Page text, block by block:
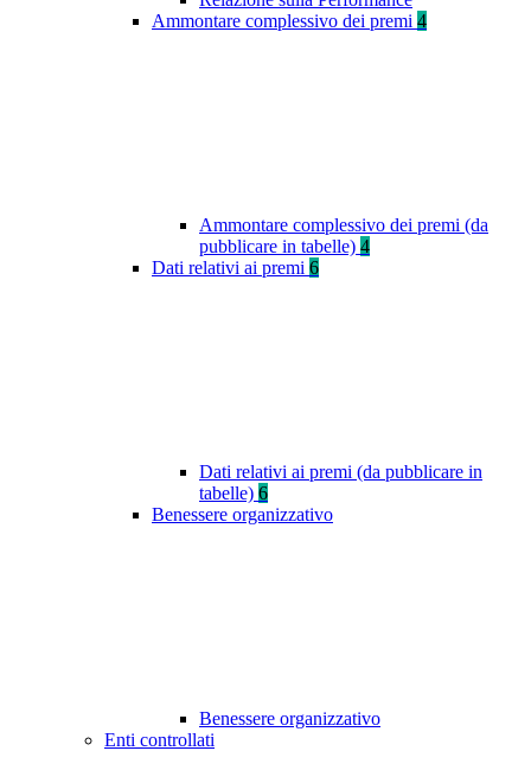
Ammontare complessivo dei premi 4
Ammontare complessivo dei premi (da
pubblicare in tabelle) 4
Dati relativi ai premi 6
Dati relativi ai premi (da pubblicare in
tabelle) 6
Benessere organizzativo
Benessere organizzativo
Enti controllati